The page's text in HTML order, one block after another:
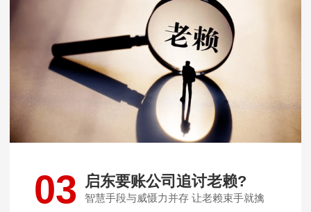
03 启东要账公司追讨老赖?
智慧手段与威慑力并存 让老赖束手就擒